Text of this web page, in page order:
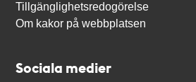
Tillgänglighetsredogörelse
Om kakor på webbplatsen
Sociala medier